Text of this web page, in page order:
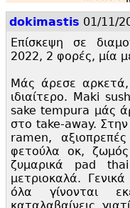
dokimastis 01/11/
Επίσκεψη σε
2022, 2 φορές, μία
Μάς άρεσε αρκετά,
ιδιαίτερο. Maki
sake tempura μάς
στο take-away.
ramen,
φετούλα οκ,
ζυμαρικά pad
μετριοκαλά.
όλα γίνονται